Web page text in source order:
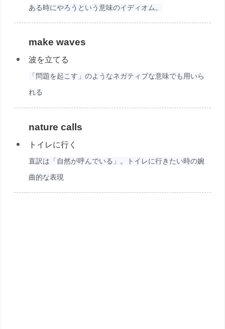
ある時にやろうという意味のイディオム。
make waves
波を立てる
「問題を起こす」のようなネガティブな意味でも用いら
れる
nature calls
トイレに行く
直訳は「自然が呼んでいる」。トイレに行きたい時の婉
曲的な表現